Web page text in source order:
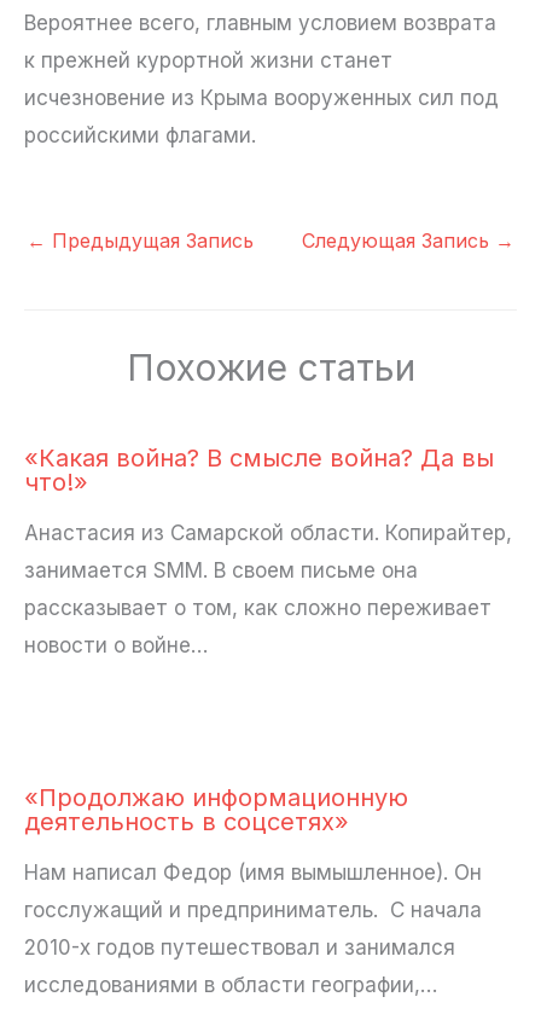
Вероятнее всего, главным условием возврата
к прежней курортной жизни станет
исчезновение из Крыма вооруженных сил под
российскими флагами.
← Предыдущая Запись Следующая Запись →
Похожие статьи
«Какая война? В смысле война? Да вы
что!»
Анастасия из Самарской области. Копирайтер,
занимается SMM. В своем письме она
рассказывает о том, как сложно переживает
новости о войне…
«Продолжаю информационную
деятельность в соцсетях»
Нам написал Федор (имя вымышленное). Он
госслужащий и предприниматель. С начала
2010-х годов путешествовал и занимался
исследованиями в области географии,…